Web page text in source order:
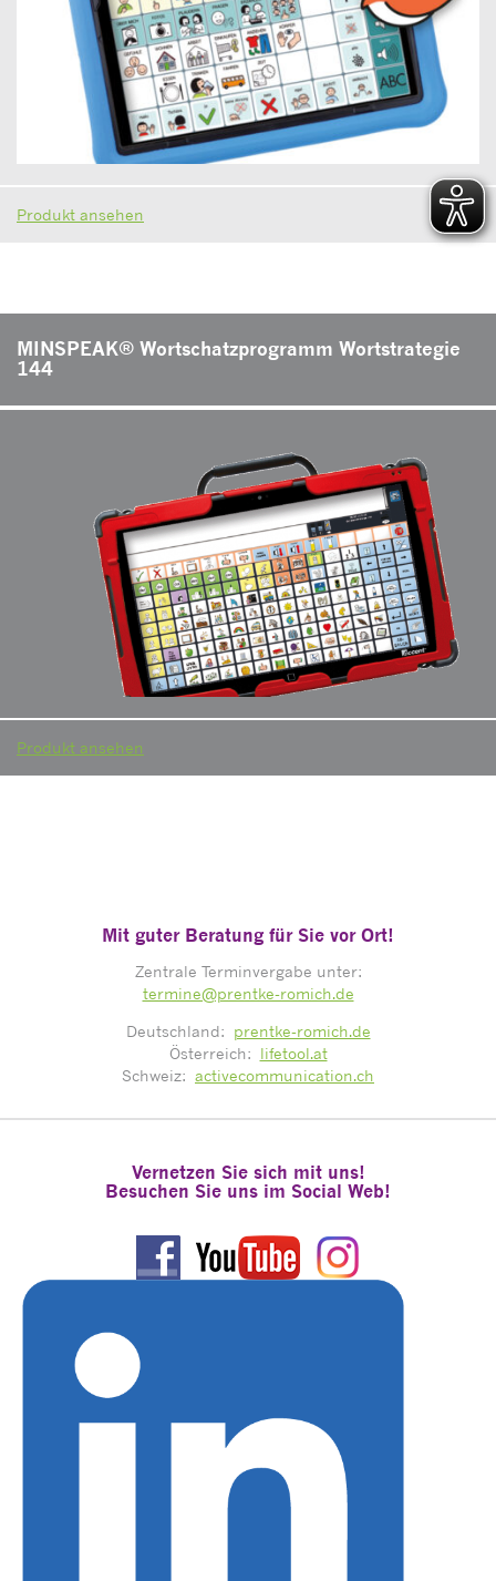
Produkt ansehen
MINSPEAK® Wortschatzprogramm Wortstrategie
144
Produkt ansehen
Mit guter Beratung für Sie vor Ort!
Zentrale Terminvergabe unter:
termine@prentke-romich.de
Deutschland: prentke-romich.de
Österreich: lifetool.at
Schweiz: activecommunication.ch
Vernetzen Sie sich mit uns!
Besuchen Sie uns im Social Web!